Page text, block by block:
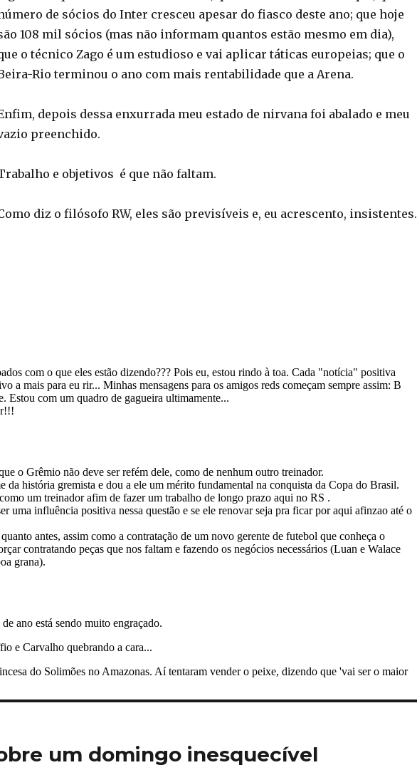
de sócios do Inter cresceu apesar do fiasco deste ano; que hoje
108 mil sócios (mas não informam quantos estão mesmo em dia),
o técnico Zago é um estudioso e vai aplicar táticas europeias; que o
Rio terminou o ano com mais rentabilidade que a Arena.
depois dessa enxurrada meu estado de nirvana foi abalado e meu
preenchido.
e objetivos é que não faltam.
diz o filósofo RW, eles são previsíveis e, eu acrescento, insistentes.
um domingo inesquecível